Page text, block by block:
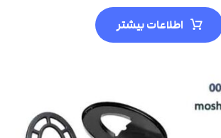
اطلاعات بیشتر